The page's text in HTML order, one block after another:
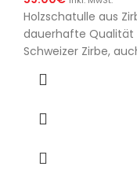
Holzschatulle aus
dauerhafte Qualität
Schweizer Zirbe,